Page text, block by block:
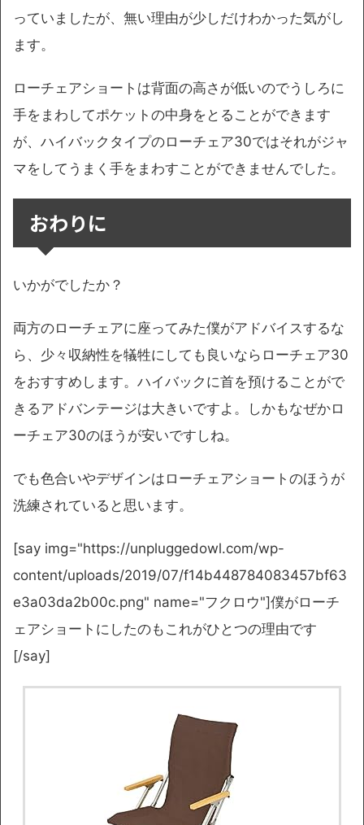
っていましたが、無い理由が少しだけわかった気がし
ます。
ローチェアショートは背面の高さが低いのでうしろに
手をまわしてポケットの中身をとることができます
が、ハイバックタイプのローチェア30ではそれがジャ
マをしてうまく手をまわすことができませんでした。
おわりに
いかがでしたか？
両方のローチェアに座ってみた僕がアドバイスするな
ら、少々収納性を犠牲にしても良いならローチェア30
をおすすめします。ハイバックに首を預けることがで
きるアドバンテージは大きいですよ。しかもなぜかロ
ーチェア30のほうが安いですしね。
でも色合いやデザインはローチェアショートのほうが
洗練されていると思います。
[say img="https://unpluggedowl.com/wp-
content/uploads/2019/07/f14b448784083457bf63
e3a03da2b00c.png" name="フクロウ"]僕がローチ
ェアショートにしたのもこれがひとつの理由です
[/say]